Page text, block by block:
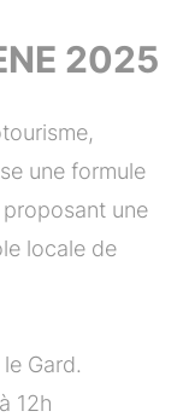
2025
une formule
une
locale de
Gard.
12h